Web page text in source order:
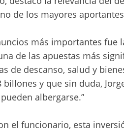
de los mayores
más importantes fue
de las apuestas más
de descanso, salud y
billones y que sin duda,
albergarse.”
el funcionario, esta